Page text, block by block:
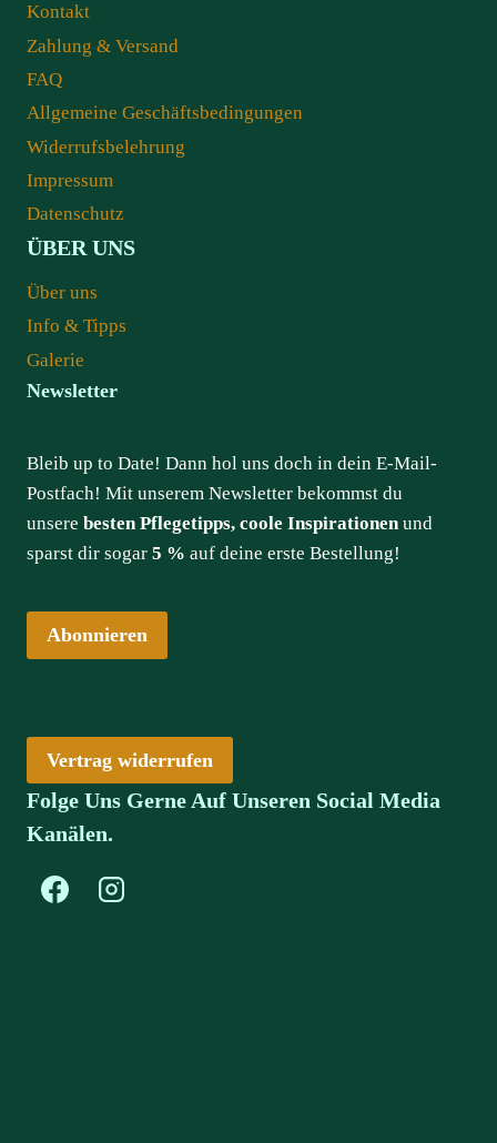
Kontakt
Zahlung & Versand
FAQ
Allgemeine Geschäftsbedingungen
Widerrufsbelehrung
Impressum
Datenschutz
ÜBER UNS
Über uns
Info & Tipps
Galerie
Newsletter
Bleib up to Date! Dann hol uns doch in dein E-Mail-
Postfach! Mit unserem Newsletter bekommst du
unsere besten Pflegetipps, coole Inspirationenund
sparst dir sogar 5 % auf deine erste Bestellung!
Abonnieren
Vertrag widerrufen
Folge Uns Gerne Auf Unseren Social Media
Kanälen.